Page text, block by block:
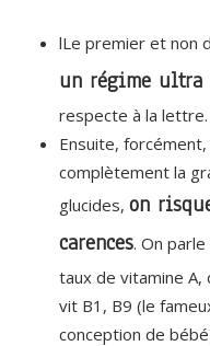
lLe premier et non
un régime ultra
respecte à la lettre.
Ensuite,
complètement la
glucides, on
carences. On
taux de vitamine A,
vit B1, B9 (le
conception de